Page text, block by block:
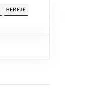
HEREJE